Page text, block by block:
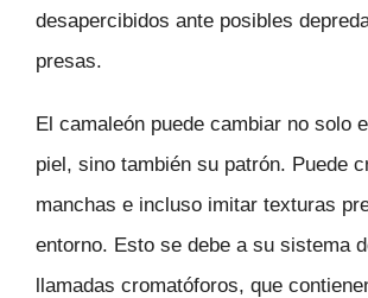
desapercibidos ante posibles
presas.
El camaleón puede cambiar no solo
piel, sino también su patrón. Puede
manchas e incluso imitar texturas
entorno. Esto se debe a su sistema
llamadas cromatóforos, que